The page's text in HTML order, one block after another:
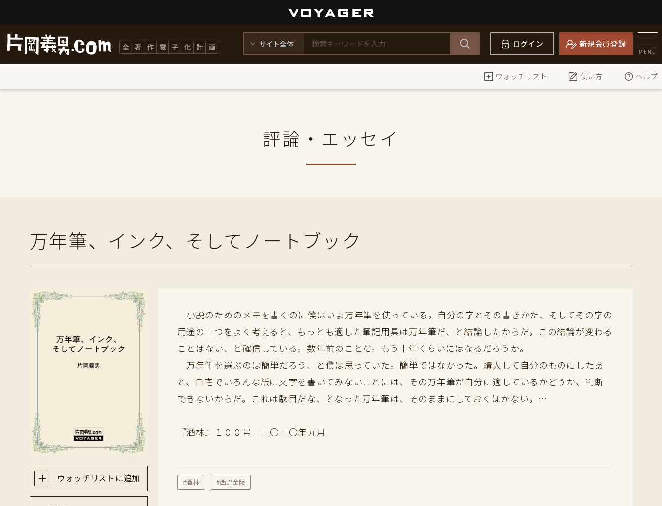
ログイン 新規会員登録
MENU
ウォッチリスト 使い方 ヘルプ
評論・エッセイ
万年筆、インク、そしてノートブック
ウォッチリストに追加
小説のためのメモを書くのに僕はいま万年筆を使っている。自分の字とその書きかた、そしてその字の
用途の三つをよく考えると、もっとも適した筆記用具は万年筆だ、と結論したからだ。この結論が変わる
ことはない、と確信している。数年前のことだ。もう十年くらいにはなるだろうか。
万年筆を選ぶのは簡単だろう、と僕は思っていた。簡単ではなかった。購入して自分のものにしたあ
と、自宅でいろんな紙に文字を書いてみないことには、その万年筆が自分に適しているかどうか、判断
できないからだ。これは駄目だな、となった万年筆は、そのままにしておくほかない。…
『酒林』１００号 二〇二〇年九月
#酒林 #西野金陵